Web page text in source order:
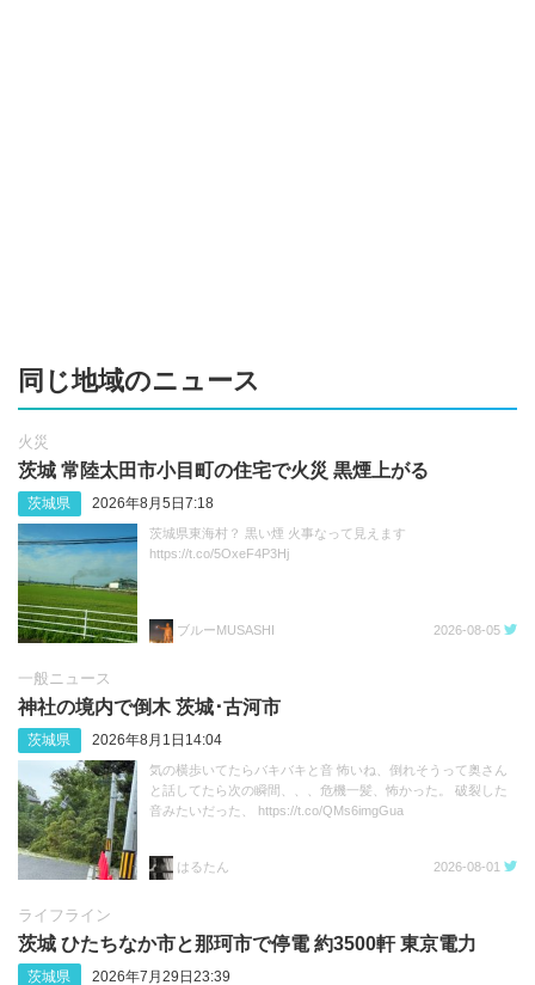
同じ地域のニュース
火災
茨城 常陸太田市小目町の住宅で火災 黒煙上がる
茨城県 2026年8月5日7:18
茨城県東海村？ 黒い煙 火事なって見えます
https://t.co/5OxeF4P3Hj
ブルーMUSASHI 2026-08-05
一般ニュース
神社の境内で倒木 茨城･古河市
茨城県 2026年8月1日14:04
気の横歩いてたらバキバキと音 怖いね、倒れそうって奥さん
と話してたら次の瞬間、、、危機一髪、怖かった。 破裂した
音みたいだった、 https://t.co/QMs6imgGua
はるたん 2026-08-01
ライフライン
茨城 ひたちなか市と那珂市で停電 約3500軒 東京電力
茨城県 2026年7月29日23:39